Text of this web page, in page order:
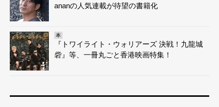
ananの人気連載が待望の書籍化
本
『トワイライト・ウォリアーズ 決戦！九龍城
砦』等、一冊丸ごと香港映画特集！